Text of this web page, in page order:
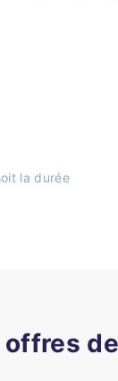
la durée
offres